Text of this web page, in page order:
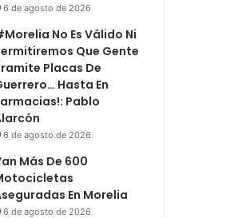
6 de agosto de 2026
No Es Válido Ni
Que Gente
Placas De
Hasta En
Pablo
6 de agosto de 2026
Más De 600
En Morelia
6 de agosto de 2026